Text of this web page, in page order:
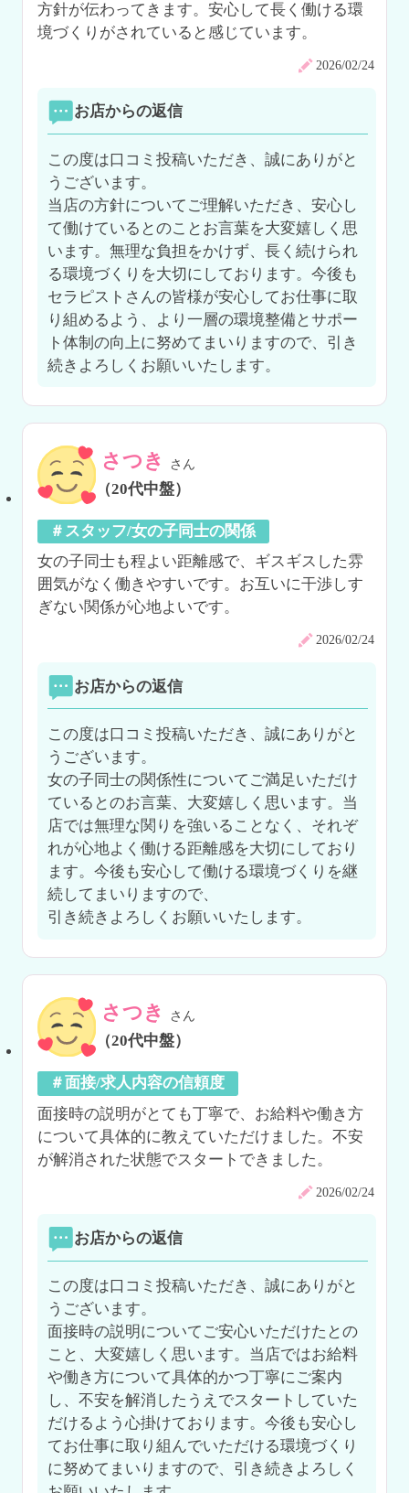
方針が伝わってきます。安心して長く働ける環
境づくりがされていると感じています。
2026/02/24
お店からの返信
この度は口コミ投稿いただき、誠にありがと
うございます。
当店の方針についてご理解いただき、安心し
て働けているとのことお言葉を大変嬉しく思
います。無理な負担をかけず、長く続けられ
る環境づくりを大切にしております。今後も
セラピストさんの皆様が安心してお仕事に取
り組めるよう、より一層の環境整備とサポー
ト体制の向上に努めてまいりますので、引き
続きよろしくお願いいたします。
さつき さん
（20代中盤）
＃スタッフ/女の子同士の関係
女の子同士も程よい距離感で、ギスギスした雰
囲気がなく働きやすいです。お互いに干渉しす
ぎない関係が心地よいです。
2026/02/24
お店からの返信
この度は口コミ投稿いただき、誠にありがと
うございます。
女の子同士の関係性についてご満足いただけ
ているとのお言葉、大変嬉しく思います。当
店では無理な関りを強いることなく、それぞ
れが心地よく働ける距離感を大切にしており
ます。今後も安心して働ける環境づくりを継
続してまいりますので、
引き続きよろしくお願いいたします。
さつき さん
（20代中盤）
＃面接/求人内容の信頼度
面接時の説明がとても丁寧で、お給料や働き方
について具体的に教えていただけました。不安
が解消された状態でスタートできました。
2026/02/24
お店からの返信
この度は口コミ投稿いただき、誠にありがと
うございます。
面接時の説明についてご安心いただけたとの
こと、大変嬉しく思います。当店ではお給料
や働き方について具体的かつ丁寧にご案内
し、不安を解消したうえでスタートしていた
だけるよう心掛けております。今後も安心し
てお仕事に取り組んでいただける環境づくり
に努めてまいりますので、引き続きよろしく